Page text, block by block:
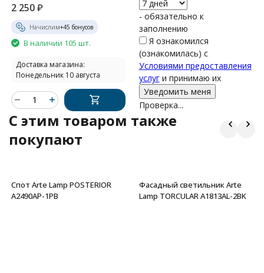
2 250₽
Начислим+45 бонусов
В наличии 105 шт.
Доставка магазина:
Понедельник 10 августа
- обязательно к
заполнению
Я ознакомился
(ознакомилась) с
Условиями предоставления
услуги принимаю их
Проверка...
C этим товаром также
покупают
Спот Arte Lamp POSTERIOR
A2490AP-1PB
Фасадный светильник Arte
Lamp TORCULAR A1813AL-2BK